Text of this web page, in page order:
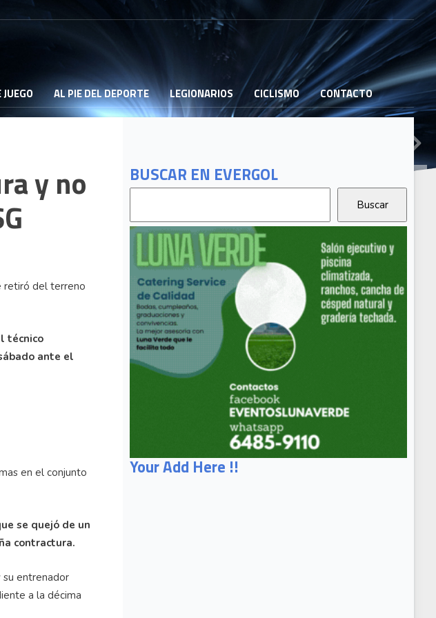
AL PIE DEL DEPORTE LEGIONARIOS CICLISMO CONTACTO
BUSCAR EN EVERGOL
Your Add Here !!
y no
retiró del terreno
técnico
ante el
en el conjunto
se quejó de un
contractura.
su entrenador
a la décima